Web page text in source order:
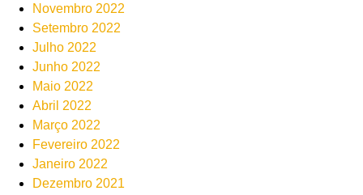
Novembro 2022
Setembro 2022
Julho 2022
Junho 2022
Maio 2022
Abril 2022
Março 2022
Fevereiro 2022
Janeiro 2022
Dezembro 2021